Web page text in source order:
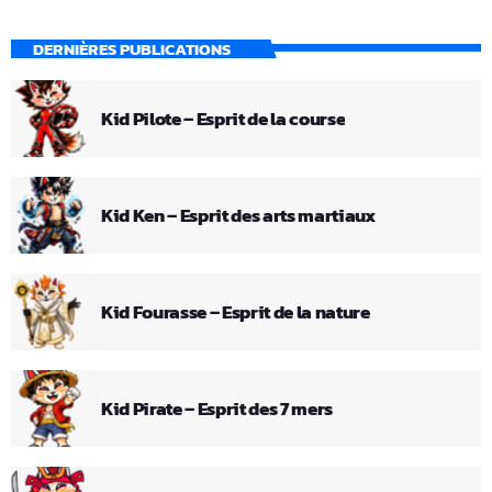
DERNIÈRES PUBLICATIONS
Kid Pilote – Esprit de la course
Kid Ken – Esprit des arts martiaux
Kid Fourasse – Esprit de la nature
Kid Pirate – Esprit des 7 mers